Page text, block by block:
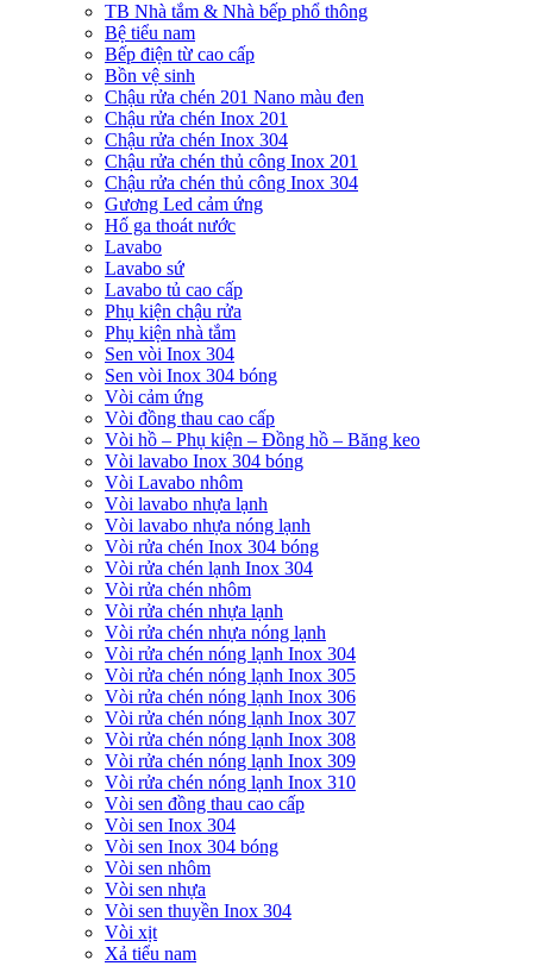
TB Nhà tắm & Nhà bếp phổ thông
Bệ tiểu nam
Bếp điện từ cao cấp
Bồn vệ sinh
Chậu rửa chén 201 Nano màu đen
Chậu rửa chén Inox 201
Chậu rửa chén Inox 304
Chậu rửa chén thủ công Inox 201
Chậu rửa chén thủ công Inox 304
Gương Led cảm ứng
Hố ga thoát nước
Lavabo
Lavabo sứ
Lavabo tủ cao cấp
Phụ kiện chậu rửa
Phụ kiện nhà tắm
Sen vòi Inox 304
Sen vòi Inox 304 bóng
Vòi cảm ứng
Vòi đồng thau cao cấp
Vòi hồ – Phụ kiện – Đồng hồ – Băng keo
Vòi lavabo Inox 304 bóng
Vòi Lavabo nhôm
Vòi lavabo nhựa lạnh
Vòi lavabo nhựa nóng lạnh
Vòi rửa chén Inox 304 bóng
Vòi rửa chén lạnh Inox 304
Vòi rửa chén nhôm
Vòi rửa chén nhựa lạnh
Vòi rửa chén nhựa nóng lạnh
Vòi rửa chén nóng lạnh Inox 304
Vòi rửa chén nóng lạnh Inox 305
Vòi rửa chén nóng lạnh Inox 306
Vòi rửa chén nóng lạnh Inox 307
Vòi rửa chén nóng lạnh Inox 308
Vòi rửa chén nóng lạnh Inox 309
Vòi rửa chén nóng lạnh Inox 310
Vòi sen đồng thau cao cấp
Vòi sen Inox 304
Vòi sen Inox 304 bóng
Vòi sen nhôm
Vòi sen nhựa
Vòi sen thuyền Inox 304
Vòi xịt
Xả tiểu nam